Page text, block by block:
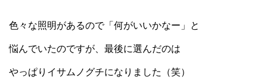
色々な照明があるので「何がいいかなー」と
悩んでいたのですが、最後に選んだのは
やっぱりイサムノグチになりました（笑）